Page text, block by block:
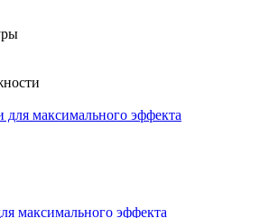
максимального эффекта